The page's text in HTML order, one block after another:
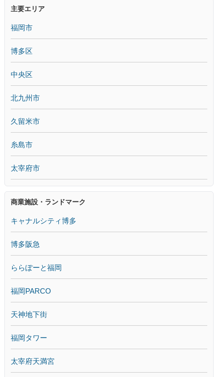
主要エリア
福岡市
博多区
中央区
北九州市
久留米市
糸島市
太宰府市
商業施設・ランドマーク
キャナルシティ博多
博多阪急
ららぽーと福岡
福岡PARCO
天神地下街
福岡タワー
太宰府天満宮